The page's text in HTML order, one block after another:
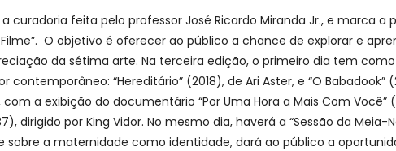
feita pelo professor José Ricardo Miranda Jr., e marca a
O objetivo é oferecer ao público a chance de explorar e
da sétima arte. Na terceira edição, o primeiro dia tem
“Hereditário” (2018), de Ari Aster, e “O Babadook”
a exibição do documentário “Por Uma Hora a Mais Com Você”
dirigido por King Vidor. No mesmo dia, haverá a “Sessão da Meia-
sobre a maternidade como identidade, dará ao público a